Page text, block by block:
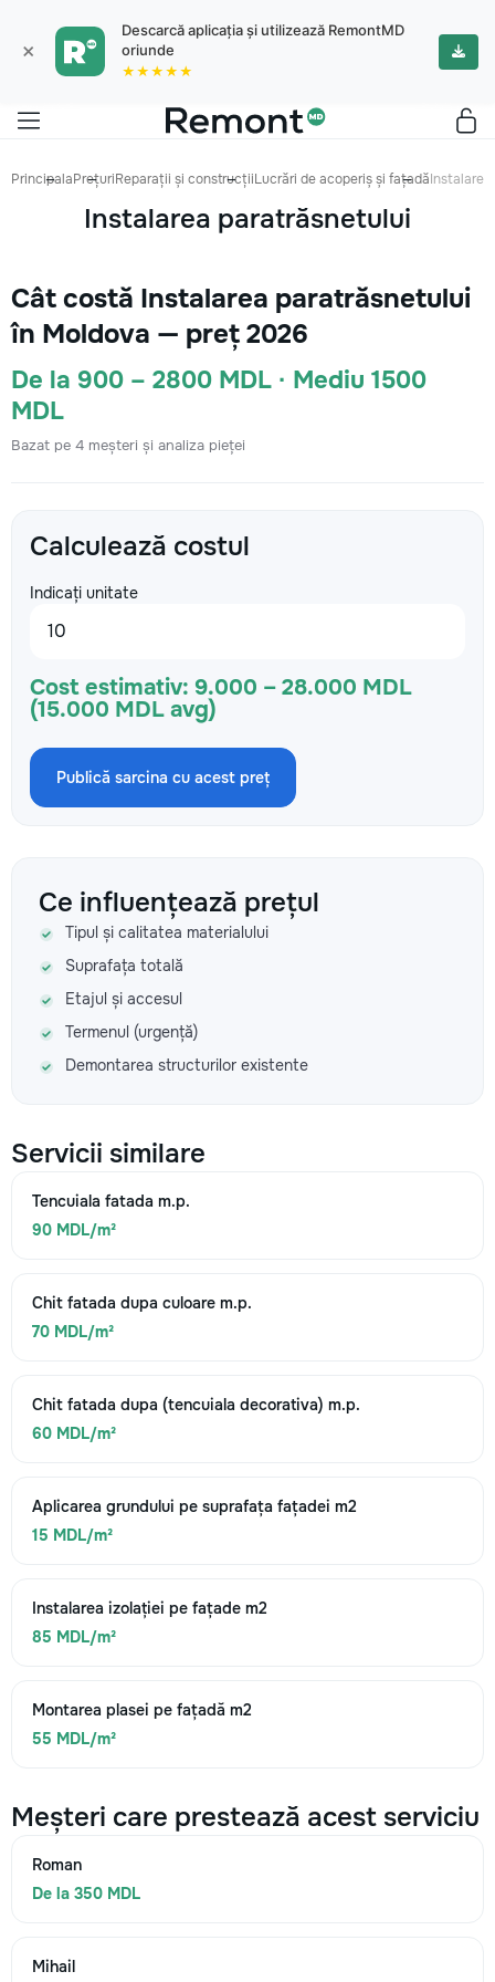
×
Descarcă aplicația și utilizează RemontMD
oriunde
★★★★★
PrincipalaPrețuriReparații și construcțiiLucrări de acoperiș și fațadă
Instalarea paratrăsnetului
Cât costă Instalarea paratrăsnetului
în Moldova — preț 2026
De la 900 – 2800 MDL · Mediu 1500
MDL
Bazat pe 4 meșteri și analiza pieței
Calculează costul
Indicați unitate
Cost estimativ: 9.000 – 28.000 MDL
(15.000 MDL avg)
Publică sarcina cu acest preț
Ce influențează prețul
Tipul și calitatea materialului
Suprafața totală
Etajul și accesul
Termenul (urgență)
Demontarea structurilor existente
Servicii similare
Tencuiala fatada m.p.
90 MDL/m²
Chit fatada dupa culoare m.p.
70 MDL/m²
Chit fatada dupa (tencuiala decorativa) m.p.
60 MDL/m²
Aplicarea grundului pe suprafața fațadei m2
15 MDL/m²
Instalarea izolației pe fațade m2
85 MDL/m²
Montarea plasei pe fațadă m2
55 MDL/m²
Meșteri care prestează acest serviciu
Roman
De la 350 MDL
Mihail